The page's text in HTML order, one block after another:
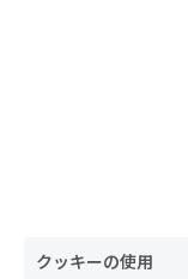
クッキーの使用